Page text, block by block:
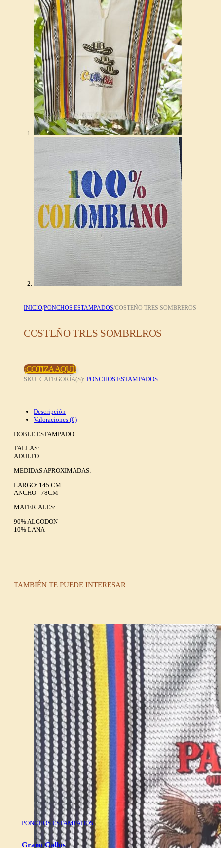
INICIO/PONCHOS ESTAMPADOS/COSTEÑO TRES SOMBREROS
COSTEÑO TRES SOMBREROS
¡COTIZA AQUÍ!
SKU: CATEGORÍA(S): PONCHOS ESTAMPADOS
Descripción
Valoraciones (0)
DOBLE ESTAMPADO
TALLAS:
ADULTO
MEDIDAS APROXIMADAS:
LARGO: 145 CM
ANCHO: 78CM
MATERIALES:
90% ALGODON
10% LANA
TAMBIÉN TE PUEDE INTERESAR
PONCHOS ESTAMPADOS
Grano Gallos